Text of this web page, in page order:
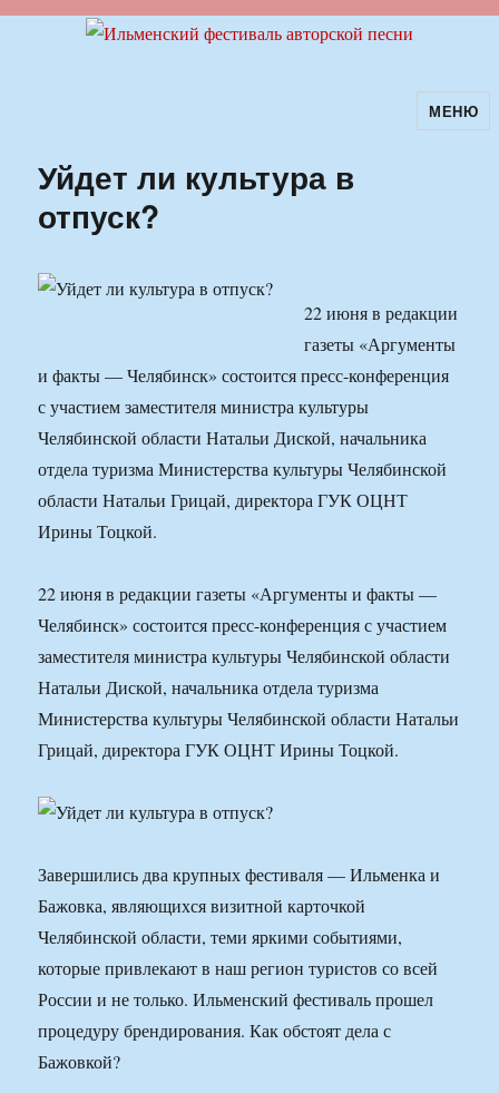
Ильменский фестиваль авторской
песни
МЕНЮ
Уйдет ли культура в
отпуск?
22 июня в редакции
газеты «Аргументы
и факты — Челябинск» состоится пресс-конференция
с участием заместителя министра культуры
Челябинской области Натальи Диской, начальника
отдела туризма Министерства культуры Челябинской
области Натальи Грицай, директора ГУК ОЦНТ
Ирины Тоцкой.
22 июня в редакции газеты «Аргументы и факты —
Челябинск» состоится пресс-конференция с участием
заместителя министра культуры Челябинской области
Натальи Диской, начальника отдела туризма
Министерства культуры Челябинской области Натальи
Грицай, директора ГУК ОЦНТ Ирины Тоцкой.
Завершились два крупных фестиваля — Ильменка и
Бажовка, являющихся визитной карточкой
Челябинской области, теми яркими событиями,
которые привлекают в наш регион туристов со всей
России и не только. Ильменский фестиваль прошел
процедуру брендирования. Как обстоят дела с
Бажовкой?